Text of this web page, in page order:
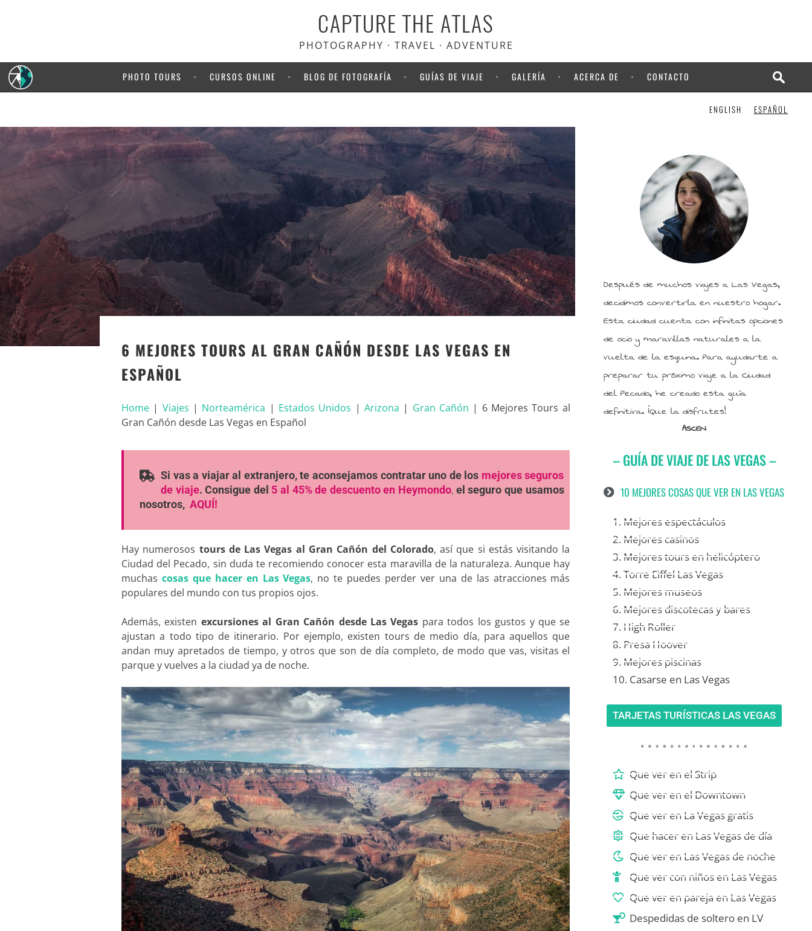
CAPTURE THE ATLAS
PHOTOGRAPHY · TRAVEL · ADVENTURE
PHOTO TOURS CURSOS ONLINE BLOG DE FOTOGRAFÍA GUÍAS DE VIAJE GALERÍA ACERCA DE CONTACTO
ENGLISH ESPAÑOL
6 MEJORES TOURS AL GRAN CAÑÓN DESDE LAS VEGAS EN
ESPAÑOL
Home | Viajes | Norteamérica | Estados Unidos | Arizona | Gran Cañón | 6 Mejores Tours al
Gran Cañón desde Las Vegas en Español
Si vas a viajar al extranjero, te aconsejamos contratar uno de los mejores seguros
de viaje. Consigue del 5 al 45% de descuento en Heymondo, el seguro que usamos
nosotros, AQUÍ!
Hay numerosos tours de Las Vegas al Gran Cañón del Colorado, así que si estás visitando la
Ciudad del Pecado, sin duda te recomiendo conocer esta maravilla de la naturaleza. Aunque hay
muchas cosas que hacer en Las Vegas, no te puedes perder ver una de las atracciones más
populares del mundo con tus propios ojos.
Además, existen excursiones al Gran Cañón desde Las Vegas para todos los gustos y que se
ajustan a todo tipo de itinerario. Por ejemplo, existen tours de medio día, para aquellos que
andan muy apretados de tiempo, y otros que son de día completo, de modo que vas, visitas el
parque y vuelves a la ciudad ya de noche.
Después de muchos viajes a Las Vegas,
decidimos convertirla en nuestro hogar.
Esta ciudad cuenta con infinitas opciones
de ocio y maravillas naturales a la
vuelta de la esquina. Para ayudarte a
preparar tu próximo viaje a la Ciudad
del Pecado, he creado esta guía
definitiva. ¡Que la disfrutes!
ASCEN
– GUÍA DE VIAJE DE LAS VEGAS –
10 MEJORES COSAS QUE VER EN LAS VEGAS
1. Mejores espectáculos
2. Mejores casinos
3. Mejores tours en helicóptero
4. Torre Eiffel Las Vegas
5. Mejores museos
6. Mejores discotecas y bares
7. High Roller
8. Presa Hoover
9. Mejores piscinas
10. Casarse en Las Vegas
TARJETAS TURÍSTICAS LAS VEGAS
Que ver en el Strip
Que ver en el Downtown
Que ver en La Vegas gratis
Que hacer en Las Vegas de día
Que ver en Las Vegas de noche
Que ver con niños en Las Vegas
Que ver en pareja en Las Vegas
Despedidas de soltero en LV
5% de descuento en Heymondo, el seguro
de viaje que usamos nosotros